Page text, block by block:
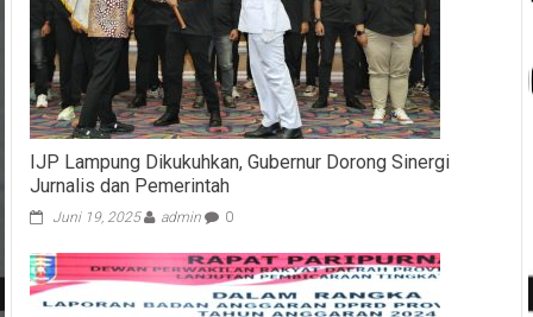
IJP Lampung Dikukuhkan, Gubernur Dorong Sinergi
Jurnalis dan Pemerintah
Juni 19, 2025 admin 0